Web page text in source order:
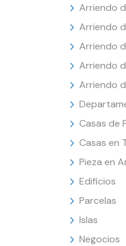
Arriendo
Arriendo
Arriendo
Arriendo
Arriendo
Casas de
Casas en
Pieza en
Edificios
Parcelas
Islas
Negocios